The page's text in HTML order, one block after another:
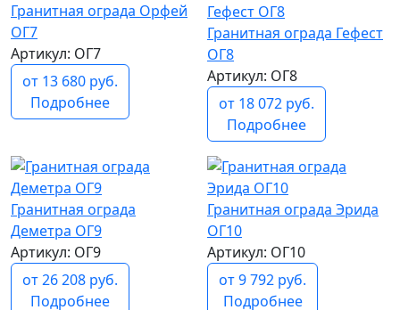
Гранитная ограда Орфей
ОГ7
Артикул: ОГ7
от 13 680 руб.
Подробнее
Гранитная ограда Гефест
ОГ8
Артикул: ОГ8
от 18 072 руб.
Подробнее
Гранитная ограда
Деметра ОГ9
Артикул: ОГ9
от 26 208 руб.
Подробнее
Гранитная ограда Эрида
ОГ10
Артикул: ОГ10
от 9 792 руб.
Подробнее